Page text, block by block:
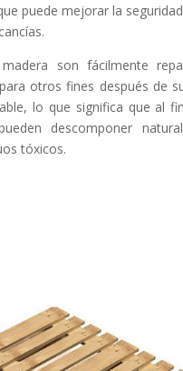
puede mejorar la
son fácilmente
otros fines después de
lo que significa que al
descomponer
tóxicos.